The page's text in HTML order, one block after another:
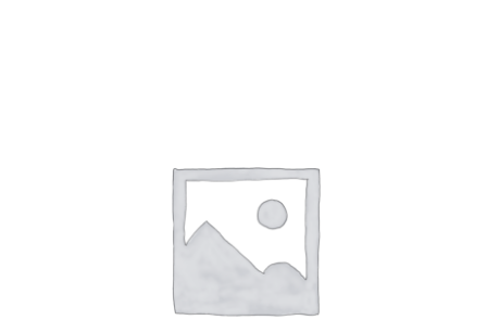
Oceniono
5.00na 5
DODAJ DO KOSZYKA